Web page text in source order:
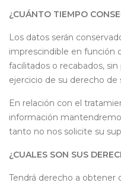
¿CUÁNTO TIEMPO
Los datos serán
imprescindible en función
facilitados o recabados,
ejercicio de su derecho de
En relación con el
información
tanto no nos solicite su
¿CUALES SON SUS
Tendrá derecho a obtener